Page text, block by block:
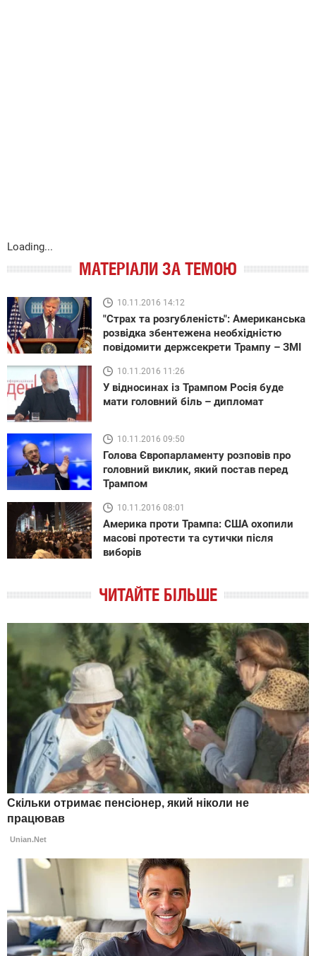
Loading...
МАТЕРІАЛИ ЗА ТЕМОЮ
10.11.2016 14:12
"Страх та розгубленість": Американська
розвідка збентежена необхідністю
повідомити держсекрети Трампу – ЗМІ
10.11.2016 11:26
У відносинах із Трампом Росія буде
мати головний біль – дипломат
10.11.2016 09:50
Голова Європарламенту розповів про
головний виклик, який постав перед
Трампом
10.11.2016 08:01
Америка проти Трампа: США охопили
масові протести та сутички після
виборів
ЧИТАЙТЕ БІЛЬШЕ